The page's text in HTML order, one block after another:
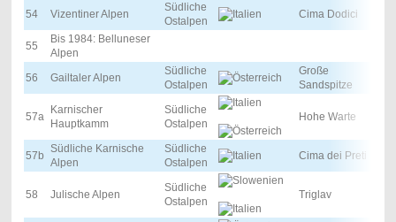
54 Vizentiner Alpen
Südliche
Ostalpen
Cima Dodici
55
Bis 1984: Belluneser
Alpen
56
Gailtaler Alpen
Südliche
Ostalpen
Große
Sandspitze
57a
Karnischer
Hauptkamm
Südliche
Ostalpen
Hohe Warte
57b
Südliche Karnische
Alpen
Südliche
Ostalpen
Cima dei Preti
58 Julische Alpen
Südliche
Ostalpen
Triglav